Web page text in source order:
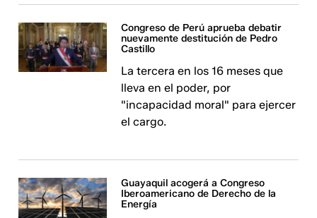
Congreso de Perú aprueba debatir
nuevamente destitución de Pedro
Castillo
La tercera en los 16 meses que
lleva en el poder, por
"incapacidad moral" para ejercer
el cargo.
Guayaquil acogerá a Congreso
Iberoamericano de Derecho de la
Energía